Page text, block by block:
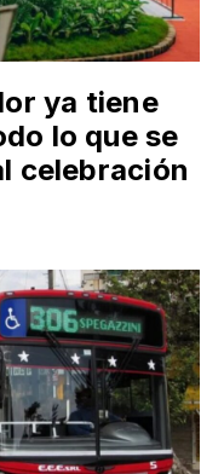
ya tiene
lo que se
celebración